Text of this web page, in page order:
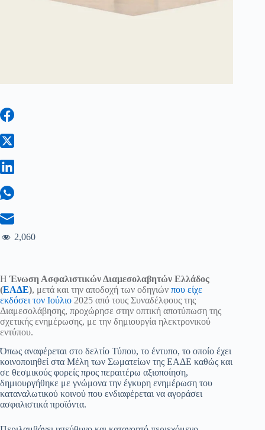
2,060
ΗΈνωση Ασφαλιστικών Διαμεσολαβητών Ελλάδος
(ΕΑΔΕ), μετά και την αποδοχή των οδηγιών που είχε
εκδόσει τον Ιούλιο 2025 από τους Συναδέλφους της
Διαμεσολάβησης, προχώρησε στην οπτική αποτύπωση της
σχετικής ενημέρωσης, με την δημιουργία ηλεκτρονικού
εντύπου.
Όπως αναφέρεται στο δελτίο Τύπου, το έντυπο, το οποίο έχει
κοινοποιηθεί στα Μέλη των Σωματείων της ΕΑΔΕ καθώς και
σε θεσμικούς φορείς προς περαιτέρω αξιοποίηση,
δημιουργήθηκε με γνώμονα την έγκυρη ενημέρωση του
καταναλωτικού κοινού που ενδιαφέρεται να αγοράσει
ασφαλιστικά προϊόντα.